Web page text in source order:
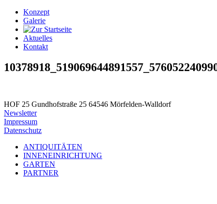
Konzept
Galerie
Aktuelles
Kontakt
HOF 25 Gundhofstraße 25 64546 Mörfelden-Walldorf
Newsletter
Impressum
Datenschutz
ANTIQUITÄTEN
INNENEINRICHTUNG
GARTEN
PARTNER